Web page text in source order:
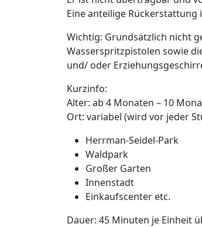
Eine anteilige Rückerstattung
Wichtig: Grundsätzlich nicht
Wasserspritzpistolen sowie
und/ oder
Kurzinfo:
Alter: ab 4 Monaten – 10
Ort: variabel (wird vor jeder
Herrman-Seidel-Park
Waldpark
Großer Garten
Innenstadt
Einkaufscenter etc.
Dauer: 45 Minuten je Einheit